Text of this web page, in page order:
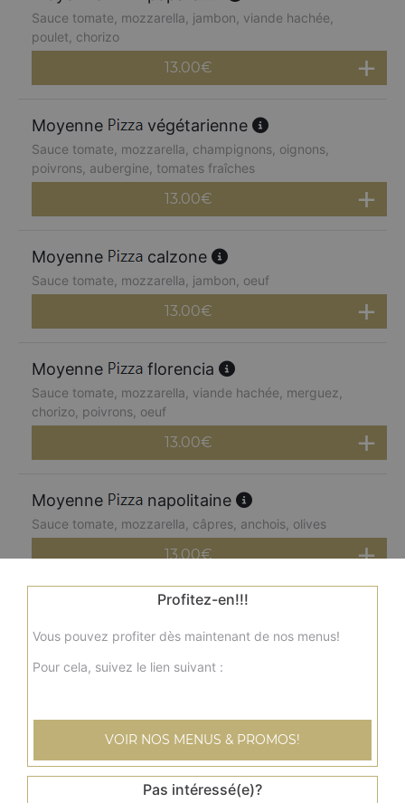
Sauce tomate, mozzarella, jambon, viande hachée,
poulet, chorizo
13.00€
Moyenne végétarienne
Sauce tomate, mozzarella, champignons, oignons,
poivrons, aubergine, tomates fraîches
13.00€
Moyenne calzone
Sauce tomate, mozzarella, jambon, oeuf
13.00€
Moyenne florencia
Sauce tomate, mozzarella, viande hachée, merguez,
chorizo, poivrons, oeuf
13.00€
Moyenne napolitaine
Sauce tomate, mozzarella, câpres, anchois, olives
13.00€
Sauce tomate, mozzarella, lardons, pommes de terre,
Moyenne kebab
Sauce tomate, mozzarella, kebab, tomates fraîches,
Profitez-en!!!
Vous pouvez profiter dès maintenant de nos menus!
Pour cela, suivez le lien suivant :
VOIR NOS MENUS & PROMOS!
Pas intéressé(e)?